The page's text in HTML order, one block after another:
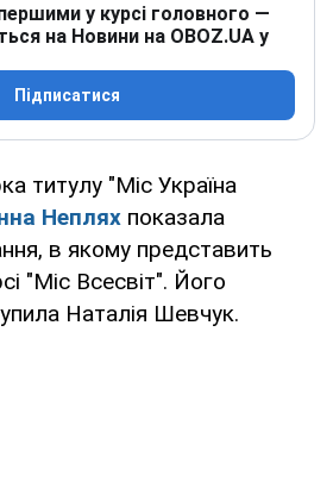
у курсі головного —
на Новини на OBOZ.UA у
Підписатися
титулу "Міс Україна
Неплях показала
в якому представить
"Міс Всесвіт". Його
Наталія Шевчук.